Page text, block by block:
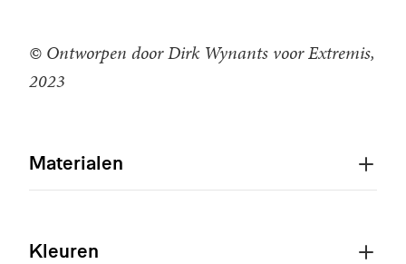
© Ontworpen door Dirk Wynants voor Extremis,
2023
Materialen
Kleuren